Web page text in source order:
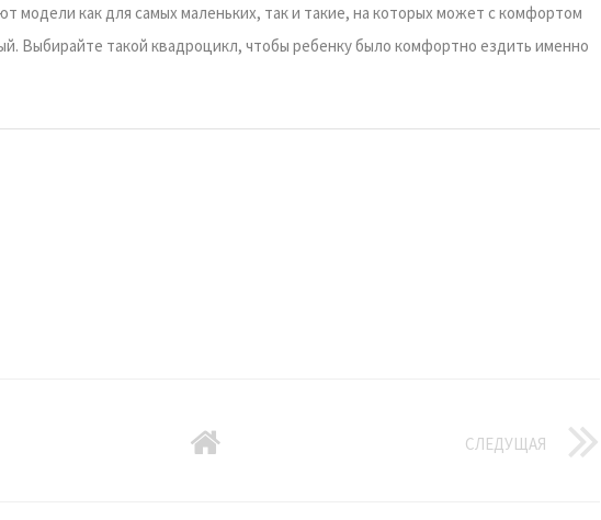
модели как для самых маленьких, так и такие, на которых может с комфортом
Выбирайте такой квадроцикл, чтобы ребенку было комфортно ездить именно
СЛЕДУЩАЯ